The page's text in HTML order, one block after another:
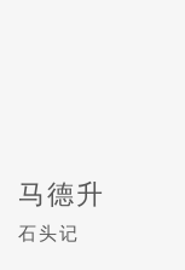
马德升
石头记